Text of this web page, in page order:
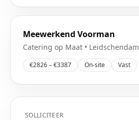
Meewerkend Voorman
Catering op Maat • Leidschendam
€2826 – €3387 On-site Vast
SOLLICITEER